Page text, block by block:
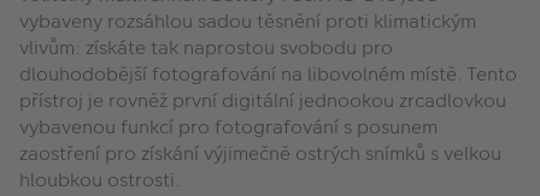
vybaveny rozsáhlou sadou těsnění proti klimatickým
vlivům: získáte tak naprostou svobodu pro
dlouhodobější fotografování na libovolném místě. Tento
přístroj je rovněž první digitální jednookou zrcadlovkou
vybavenou funkcí pro fotografování s posunem
zaostření pro získání výjimečně ostrých snímků s velkou
hloubkou ostrosti.